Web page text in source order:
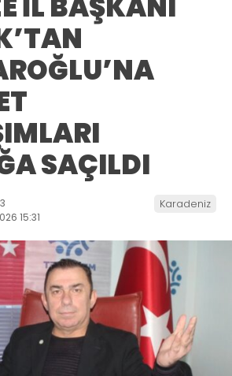
SAÇILDI
15:31
Karadeniz